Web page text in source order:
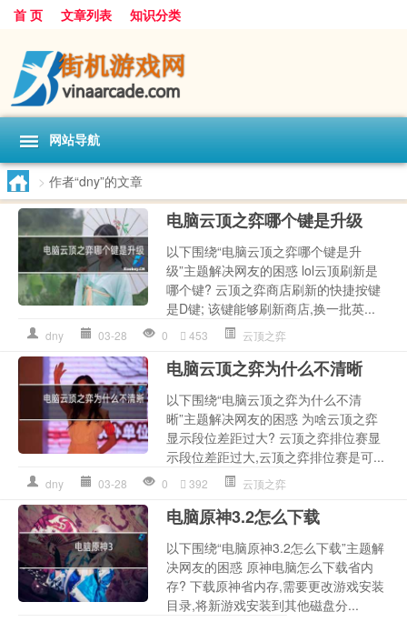
首 页 文章列表 知识分类
网站导航
> 作者“dny”的文章
电脑云顶之弈哪个键是升级
以下围绕“电脑云顶之弈哪个键是升
级”主题解决网友的困惑 lol云顶刷新是
哪个键? 云顶之弈商店刷新的快捷按键
是D键; 该键能够刷新商店,换一批英...
dny 03-28 0 453 云顶之弈
电脑云顶之弈为什么不清晰
以下围绕“电脑云顶之弈为什么不清
晰”主题解决网友的困惑 为啥云顶之弈
显示段位差距过大? 云顶之弈排位赛显
示段位差距过大,云顶之弈排位赛是可...
dny 03-28 0 392 云顶之弈
电脑原神3.2怎么下载
以下围绕“电脑原神3.2怎么下载”主题解
决网友的困惑 原神电脑怎么下载省内
存? 下载原神省内存,需要更改游戏安装
目录,将新游戏安装到其他磁盘分...